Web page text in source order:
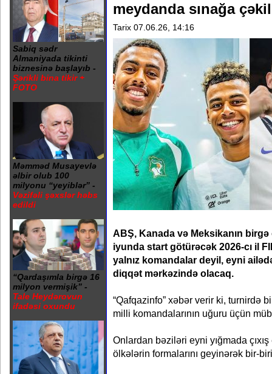
Sabiq sədr
Almaniyada tikinti
biznesinə başlayıb -
Şərikli bina tikir +
FOTO
Məmməd Musayevlə
əlbir olub 100
milyonu “yeyiblər” -
Vəzifəli şəxslər həbs
edildi
“Qardaşımla birgə 16
milyon vermişik” -
Tale Heydərovun
ifadəsi oxundu
meydanda sınağa
Tarix 07.06.26, 14:16
ABŞ, Kanada və Meksikanın
iyunda start götürəcək 2026-cı il
yalnız komandalar deyil, eyni
diqqət mərkəzində olacaq.
“Qafqazinfo” xəbər verir ki, turnirdə
milli komandalarının uğuru üçün
Onlardan bəziləri eyni yığmada
ölkələrin formalarını geyinərək bir-